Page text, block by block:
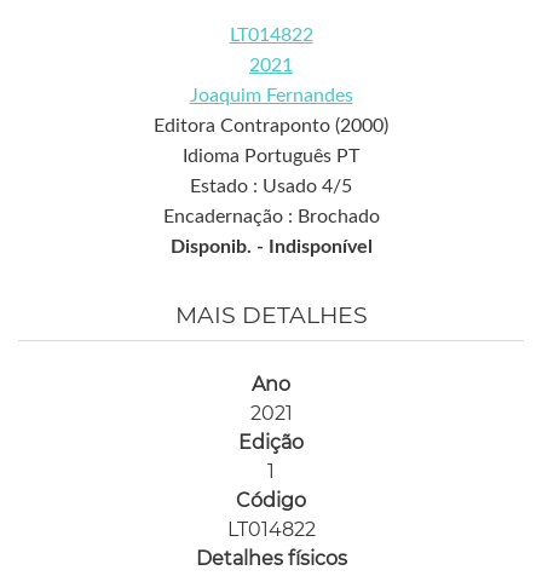
LT014822
2021
Joaquim Fernandes
Editora Contraponto (2000)
Idioma Português PT
Estado : Usado 4/5
Encadernação : Brochado
Disponib. -
Indisponível
MAIS DETALHES
Ano
2021
Edição
1
Código
LT014822
Detalhes físicos